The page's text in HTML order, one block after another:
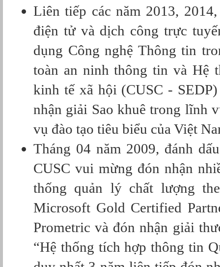
Liên tiếp các năm 2013,
điện tử và dịch công trực
dụng Công nghệ Thông tin
toàn an ninh thông tin và Hệ
kinh tế xã hội (CUSC - SEDP)
nhận giải Sao khuê trong lĩnh
vụ đào tạo tiêu biểu của Việt
Tháng 04 năm 2009, đánh
CUSC vui mừng đón nhận
thống quản lý chất lượng
Microsoft Gold Certified
Prometric và đón nhận giải
“Hệ thống tích hợp thông tin